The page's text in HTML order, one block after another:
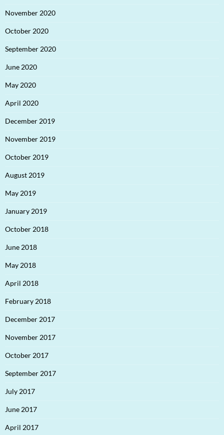
November 2020
October 2020
September 2020
June 2020
May 2020
April 2020
December 2019
November 2019
October 2019
August 2019
May 2019
January 2019
October 2018
June 2018
May 2018
April 2018
February 2018
December 2017
November 2017
October 2017
September 2017
July 2017
June 2017
April 2017